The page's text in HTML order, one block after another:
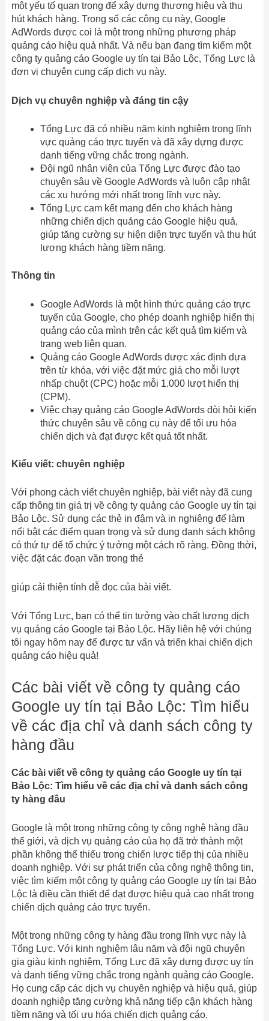
một yếu tố quan trọng để xây dựng thương hiệu và thu
hút khách hàng. Trong số các công cụ này, Google
AdWords được coi là một trong những phương pháp
quảng cáo hiệu quả nhất. Và nếu bạn đang tìm kiếm một
công ty quảng cáo Google uy tín tại Bảo Lộc, Tổng Lực là
đơn vị chuyên cung cấp dịch vụ này.
Dịch vụ chuyên nghiệp và đáng tin cậy
Tổng Lực đã có nhiều năm kinh nghiệm trong lĩnh
vực quảng cáo trực tuyến và đã xây dựng được
danh tiếng vững chắc trong ngành.
Đội ngũ nhân viên của Tổng Lực được đào tạo
chuyên sâu về Google AdWords và luôn cập nhật
các xu hướng mới nhất trong lĩnh vực này.
Tổng Lực cam kết mang đến cho khách hàng
những chiến dịch quảng cáo Google hiệu quả,
giúp tăng cường sự hiện diện trực tuyến và thu hút
lượng khách hàng tiềm năng.
Thông tin
Google AdWords là một hình thức quảng cáo trực
tuyến của Google, cho phép doanh nghiệp hiển thị
quảng cáo của mình trên các kết quả tìm kiếm và
trang web liên quan.
Quảng cáo Google AdWords được xác định dựa
trên từ khóa, với việc đặt mức giá cho mỗi lượt
nhấp chuột (CPC) hoặc mỗi 1.000 lượt hiển thị
(CPM).
Việc chạy quảng cáo Google AdWords đòi hỏi kiến
thức chuyên sâu về công cụ này để tối ưu hóa
chiến dịch và đạt được kết quả tốt nhất.
Kiểu viết: chuyên nghiệp
Với phong cách viết chuyên nghiệp, bài viết này đã cung
cấp thông tin giá trị về công ty quảng cáo Google uy tín tại
Bảo Lộc. Sử dụng các thẻ in đậm và in nghiêng để làm
nổi bật các điểm quan trọng và sử dụng danh sách không
có thứ tự để tổ chức ý tưởng một cách rõ ràng. Đồng thời,
việc đặt các đoạn văn trong thẻ
giúp cải thiện tính dễ đọc của bài viết.
Với Tổng Lực, bạn có thể tin tưởng vào chất lượng dịch
vụ quảng cáo Google tại Bảo Lộc. Hãy liên hệ với chúng
tôi ngay hôm nay để được tư vấn và triển khai chiến dịch
quảng cáo hiệu quả!
Các bài viết về công ty quảng cáo
Google uy tín tại Bảo Lộc: Tìm hiểu
về các địa chỉ và danh sách công ty
hàng đầu
Các bài viết về công ty quảng cáo Google uy tín tại
Bảo Lộc: Tìm hiểu về các địa chỉ và danh sách công
ty hàng đầu
Google là một trong những công ty công nghệ hàng đầu
thế giới, và dịch vụ quảng cáo của họ đã trở thành một
phần không thể thiếu trong chiến lược tiếp thị của nhiều
doanh nghiệp. Với sự phát triển của công nghệ thông tin,
việc tìm kiếm một công ty quảng cáo Google uy tín tại Bảo
Lộc là điều cần thiết để đạt được hiệu quả cao nhất trong
chiến dịch quảng cáo trực tuyến.
Một trong những công ty hàng đầu trong lĩnh vực này là
Tổng Lực. Với kinh nghiệm lâu năm và đội ngũ chuyên
gia giàu kinh nghiệm, Tổng Lực đã xây dựng được uy tín
và danh tiếng vững chắc trong ngành quảng cáo Google.
Họ cung cấp các dịch vụ chuyên nghiệp và hiệu quả, giúp
doanh nghiệp tăng cường khả năng tiếp cận khách hàng
tiềm năng và tối ưu hóa chiến dịch quảng cáo.